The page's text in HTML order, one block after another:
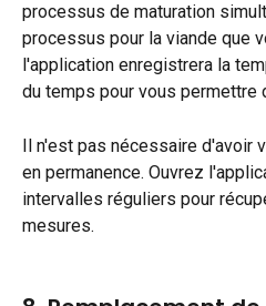
processus de maturation
processus pour la viande que
l'application enregistrera la
du temps pour vous permettre
Il n'est pas nécessaire d'avoir
en permanence. Ouvrez
intervalles réguliers pour
mesures.